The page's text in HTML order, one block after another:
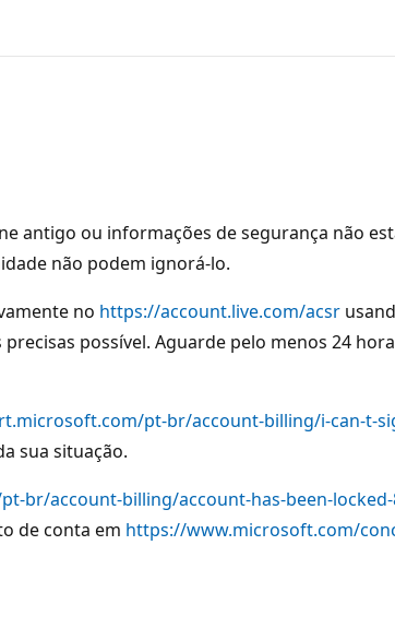
ou informações de segurança não
não podem ignorá-lo.
no https://account.live.com/acsr
possível. Aguarde pelo menos 24
pt-br/account-billing/i-can-t-
sua situação.
br/account-billing/account-has-been-locked-
de conta em https://www.microsoft.com/